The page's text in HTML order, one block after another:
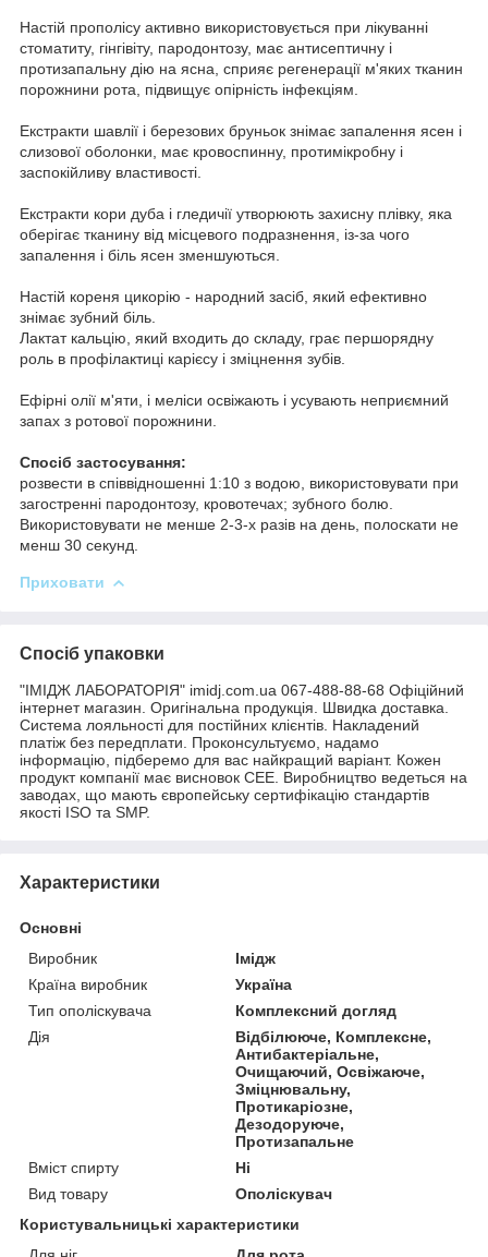
Настій прополісу активно використовується при лікуванні
стоматиту, гінгівіту, пародонтозу, має антисептичну і
протизапальну дію на ясна, сприяє регенерації м'яких тканин
порожнини рота, підвищує опірність інфекціям.
Екстракти шавлії і березових бруньок знімає запалення ясен і
слизової оболонки, має кровоспинну, протимікробну і
заспокійливу властивості.
Екстракти кори дуба і гледичії утворюють захисну плівку, яка
оберігає тканину від місцевого подразнення, із-за чого
запалення і біль ясен зменшуються.
Настій кореня цикорію - народний засіб, який ефективно
знімає зубний біль.
Лактат кальцію, який входить до складу, грає першорядну
роль в профілактиці карієсу і зміцнення зубів.
Ефірні олії м'яти, і меліси освіжають і усувають неприємний
запах з ротової порожнини.
Спосіб застосування:
розвести в співвідношенні 1:10 з водою, використовувати при
загостренні пародонтозу, кровотечах; зубного болю.
Використовувати не менше 2-3-х разів на день, полоскати не
менш 30 секунд.
Приховати
Спосіб упаковки
"ІМІДЖ ЛАБОРАТОРІЯ" imidj.com.ua 067-488-88-68 Офіційний
інтернет магазин. Оригінальна продукція. Швидка доставка.
Система лояльності для постійних клієнтів. Накладений
платіж без передплати. Проконсультуємо, надамо
інформацію, підберемо для вас найкращий варіант. Кожен
продукт компанії має висновок СЕЕ. Виробництво ведеться на
заводах, що мають європейську сертифікацію стандартів
якості ISO та SMP.
Характеристики
Основні
Виробник
Імідж
Країна виробник
Україна
Тип ополіскувача
Комплексний догляд
Дія
Відбілююче, Комплексне,
Антибактеріальне,
Очищаючий, Освіжаюче,
Зміцнювальну,
Протикаріозне,
Дезодоруюче,
Протизапальне
Вміст спирту
Ні
Вид товару
Ополіскувач
Користувальницькі характеристики